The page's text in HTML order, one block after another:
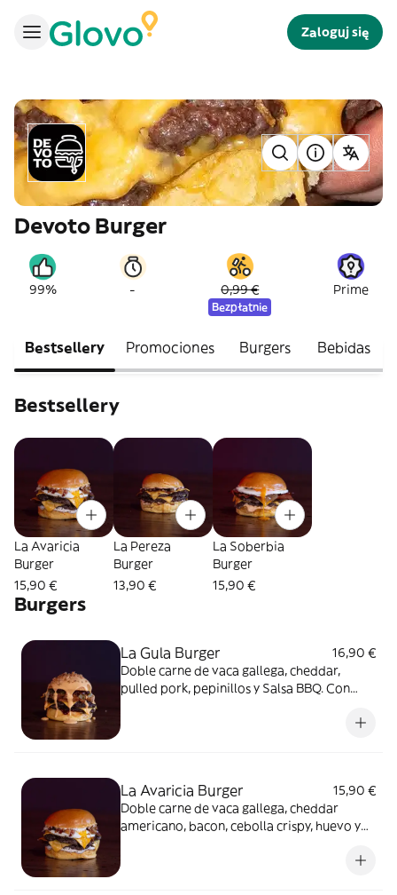
Zaloguj się
Devoto Burger
99% - 0,99 €
Bezpłatnie
Prime
Bestsellery Promociones Burgers Bebidas
Bestsellery
La Avaricia
Burger
15,90 €
La Pereza
Burger
13,90 €
La Soberbia
Burger
15,90 €
Burgers
La Gula Burger
16,90 €
Doble carne de vaca gallega, cheddar,
pulled pork, pepinillos y Salsa BBQ. Con
La Avaricia Burger
15,90 €
Doble carne de vaca gallega, cheddar
americano, bacon, cebolla crispy, huevo y